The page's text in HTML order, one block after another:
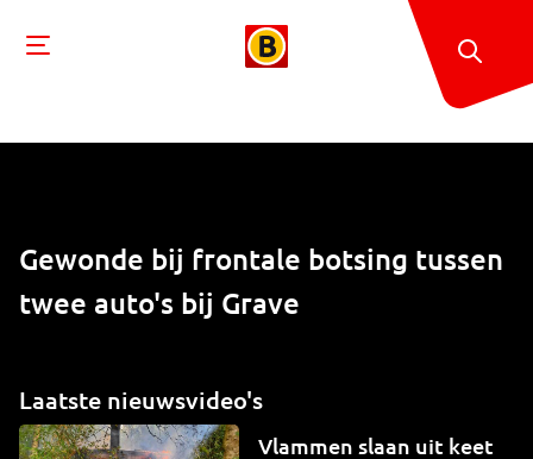
Gewonde bij frontale botsing tussen
twee auto's bij Grave
Laatste nieuwsvideo's
Vlammen slaan uit keet